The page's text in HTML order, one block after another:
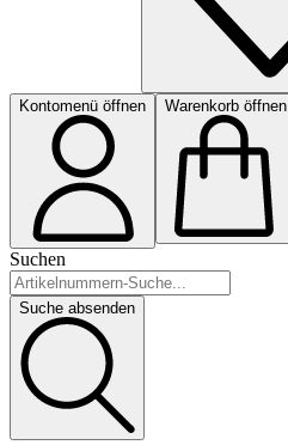
Kontomenü öffnen Warenkorb öffnen
Suchen
Suche absenden